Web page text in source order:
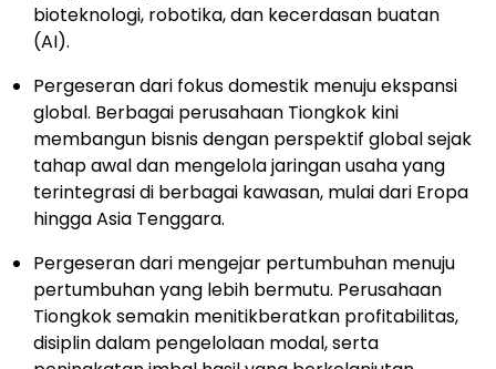
bioteknologi, robotika, dan kecerdasan buatan
(AI).
Pergeseran dari fokus domestik menuju ekspansi
global. Berbagai perusahaan Tiongkok kini
membangun bisnis dengan perspektif global sejak
tahap awal dan mengelola jaringan usaha yang
terintegrasi di berbagai kawasan, mulai dari Eropa
hingga Asia Tenggara.
Pergeseran dari mengejar pertumbuhan menuju
pertumbuhan yang lebih bermutu. Perusahaan
Tiongkok semakin menitikberatkan profitabilitas,
disiplin dalam pengelolaan modal, serta